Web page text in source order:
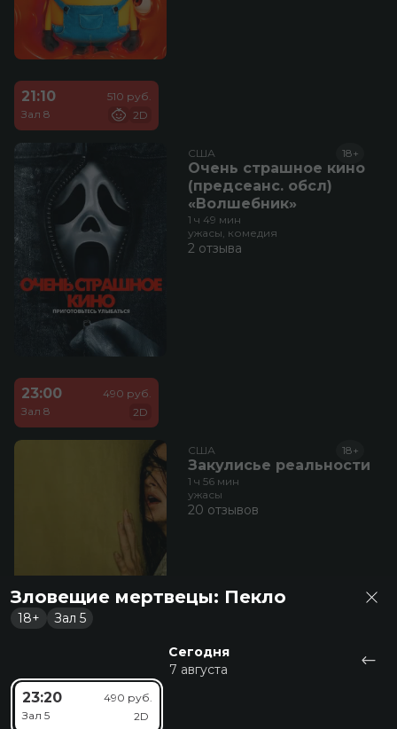
21:10
Зал 8
510 руб.
2D
США
Очень страшное кино
(предсеанс. обсл)
«Волшебник»
18+
1 ч 49 мин
ужасы, комедия
2 отзыва
23:00
Зал 8
490 руб.
2D
США
Закулисье реальности
18+
1 ч 56 мин
ужасы
20 отзывов
23:50
Зловещие мертвецы: Пекло
18+ Зал 5
Сегодня
7 августа
23:20
Зал 5
490 руб.
2D